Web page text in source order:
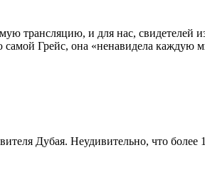
трансляцию, и для нас, свидетелей
Грейс, она «ненавидела каждую
Дубая. Неудивительно, что более